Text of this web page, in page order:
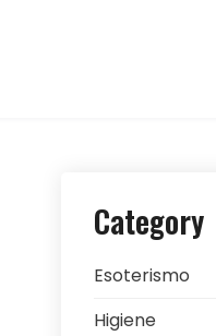
Category
Esoterismo
Higiene